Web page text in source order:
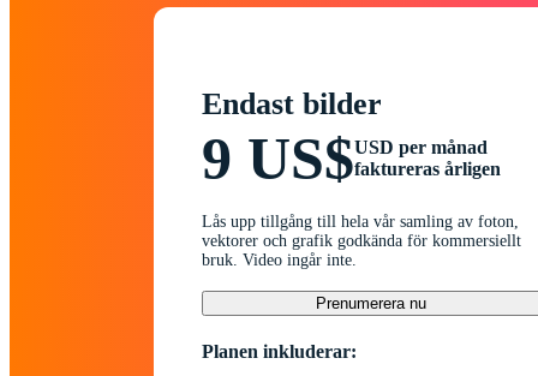
Endast bilder
9 US$USD per månad
faktureras årligen
Lås upp tillgång till hela vår samling av foton,
vektorer och grafik godkända för kommersiellt
bruk. Video ingår inte.
Prenumerera nu
Planen inkluderar: